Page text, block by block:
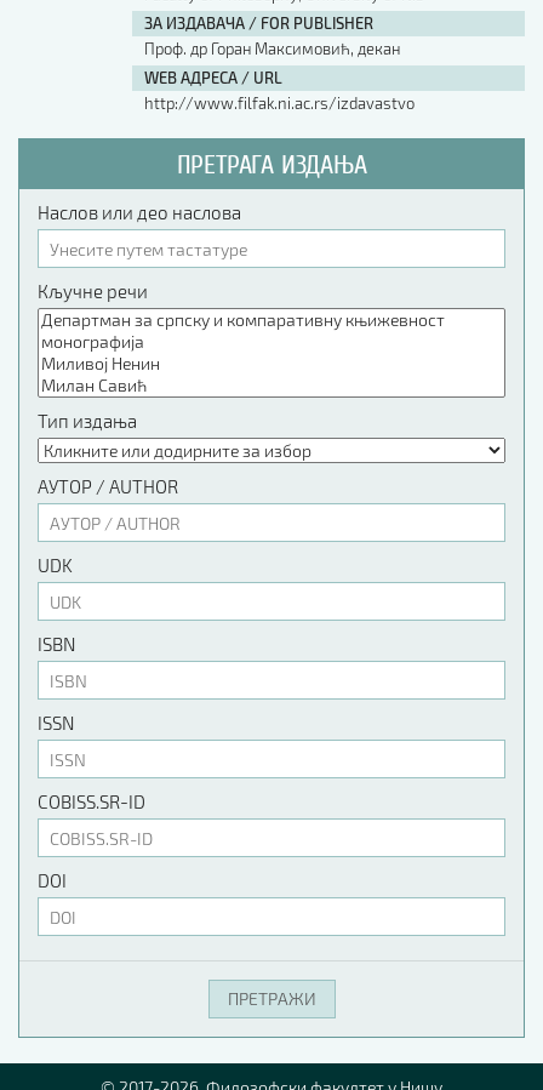
ЗА ИЗДАВАЧА / FOR PUBLISHER
Проф. др Горан Максимовић, декан
WEB АДРЕСА / URL
http://www.filfak.ni.ac.rs/izdavastvo
ПРЕТРАГА ИЗДАЊА
Наслов или део наслова
Кључне речи
Тип издања
АУТОР / AUTHOR
UDK
ISBN
ISSN
COBISS.SR-ID
DOI